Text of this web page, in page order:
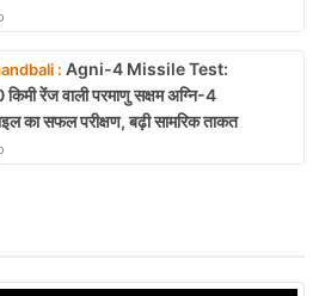
: Agni-4 Missile Test:
रेंज वाली परमाणु सक्षम अग्नि-4
का सफल परीक्षण, बढ़ी सामरिक ताकत